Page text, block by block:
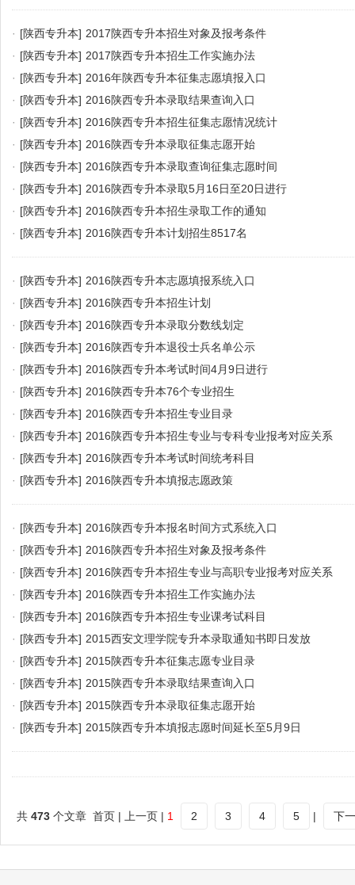
· [陕西专升本] 2017陕西专升本招生对象及报考条件
· [陕西专升本] 2017陕西专升本招生工作实施办法
· [陕西专升本] 2016年陕西专升本征集志愿填报入口
· [陕西专升本] 2016陕西专升本录取结果查询入口
· [陕西专升本] 2016陕西专升本招生征集志愿情况统计
· [陕西专升本] 2016陕西专升本录取征集志愿开始
· [陕西专升本] 2016陕西专升本录取查询征集志愿时间
· [陕西专升本] 2016陕西专升本录取5月16日至20日进行
· [陕西专升本] 2016陕西专升本招生录取工作的通知
· [陕西专升本] 2016陕西专升本计划招生8517名
· [陕西专升本] 2016陕西专升本志愿填报系统入口
· [陕西专升本] 2016陕西专升本招生计划
· [陕西专升本] 2016陕西专升本录取分数线划定
· [陕西专升本] 2016陕西专升本退役士兵名单公示
· [陕西专升本] 2016陕西专升本考试时间4月9日进行
· [陕西专升本] 2016陕西专升本76个专业招生
· [陕西专升本] 2016陕西专升本招生专业目录
· [陕西专升本] 2016陕西专升本招生专业与专科专业报考对应关系
· [陕西专升本] 2016陕西专升本考试时间统考科目
· [陕西专升本] 2016陕西专升本填报志愿政策
· [陕西专升本] 2016陕西专升本报名时间方式系统入口
· [陕西专升本] 2016陕西专升本招生对象及报考条件
· [陕西专升本] 2016陕西专升本招生专业与高职专业报考对应关系
· [陕西专升本] 2016陕西专升本招生工作实施办法
· [陕西专升本] 2016陕西专升本招生专业课考试科目
· [陕西专升本] 2015西安文理学院专升本录取通知书即日发放
· [陕西专升本] 2015陕西专升本征集志愿专业目录
· [陕西专升本] 2015陕西专升本录取结果查询入口
· [陕西专升本] 2015陕西专升本录取征集志愿开始
· [陕西专升本] 2015陕西专升本填报志愿时间延长至5月9日
共 473 个文章 首页 | 上一页 | 1 2 3 4 5 | 下